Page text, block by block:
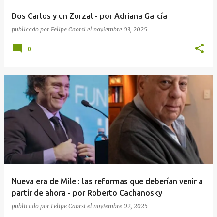
Dos Carlos y un Zorzal - por Adriana García
publicado por Felipe Caorsi el noviembre 03, 2025
0
Nueva era de Milei: las reformas que deberían venir a
partir de ahora - por Roberto Cachanosky
publicado por Felipe Caorsi el noviembre 02, 2025